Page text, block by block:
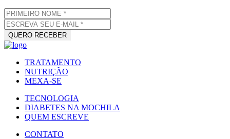
TRATAMENTO
NUTRIÇÃO
MEXA-SE
TECNOLOGIA
DIABETES NA MOCHILA
QUEM ESCREVE
CONTATO